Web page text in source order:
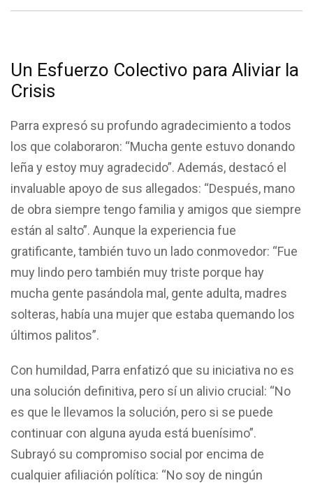
Un Esfuerzo Colectivo para Aliviar la
Crisis
Parra expresó su profundo agradecimiento a todos
los que colaboraron: “Mucha gente estuvo donando
leña y estoy muy agradecido”. Además, destacó el
invaluable apoyo de sus allegados: “Después, mano
de obra siempre tengo familia y amigos que siempre
están al salto”. Aunque la experiencia fue
gratificante, también tuvo un lado conmovedor: “Fue
muy lindo pero también muy triste porque hay
mucha gente pasándola mal, gente adulta, madres
solteras, había una mujer que estaba quemando los
últimos palitos”.
Con humildad, Parra enfatizó que su iniciativa no es
una solución definitiva, pero sí un alivio crucial: “No
es que le llevamos la solución, pero si se puede
continuar con alguna ayuda está buenísimo”.
Subrayó su compromiso social por encima de
cualquier afiliación política: “No soy de ningún